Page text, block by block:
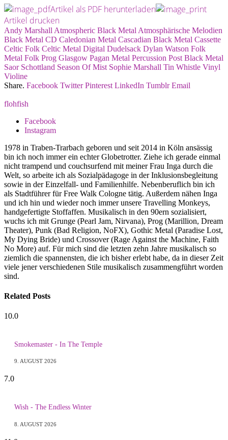
Artikel als PDF herunterladen
Artikel drucken
Andy Marshall Atmospheric Black Metal Atmosphärische Melodien
Black Metal CD Caledonian Metal Cascadian Black Metal Cassette
Celtic Folk Celtic Metal Digital Dudelsack Dylan Watson Folk
Metal Folk Prog Glasgow Pagan Metal Percussion Post Black Metal
Saor Schottland Season Of Mist Sophie Marshall Tin Whistle Vinyl
Violine
Share. Facebook Twitter Pinterest LinkedIn Tumblr Email
flohfish
Facebook
Instagram
1978 in Traben-Trarbach geboren und seit 2014 in Köln ansässig
bin ich noch immer ein echter Globetrotter. Ziehe ich gerade einmal
nicht trampend und couchsurfend mit meiner Frau Inga durch die
Welt, so arbeite ich als Sozialpädagoge in der Inklusionsbegleitung
sowie in der Einzelfall- und Familienhilfe. Nebenberuflich bin ich
als Stadtführer für Free Walk Cologne tätig. Außerdem nähen Inga
und ich hin und wieder noch immer unsere Travelling Monkeys,
handgefertigte Stoffaffen. Musikalisch in den 90ern sozialisiert,
wuchs ich mit Grunge (Pearl Jam, Nirvana), Prog (Marillion, Dream
Theater), Punk (Bad Religion, NoFX), Gothic Metal (Paradise Lost,
My Dying Bride) und Crossover (Rage Against the Machine, Faith
No More) auf. Für mich sind die letzten zehn Jahre musikalisch so
ziemlich die spannensten, die ich bisher erlebt habe, da in dieser Zeit
viele jener verschiedenen Stile musikalisch zusammengführt worden
sind.
Related Posts
10.0
Smokemaster - In The Temple
9. AUGUST 2026
7.0
Wish - The Endless Winter
8. AUGUST 2026